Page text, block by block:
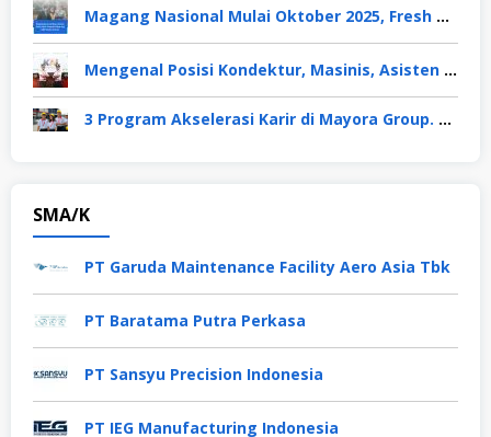
Magang Nasional Mulai Oktober 2025, Fresh Graduate Dapat Gaji UMP Selama 6 Bulan
Mengenal Posisi Kondektur, Masinis, Asisten PPKA, Pemeliharaan Sarana dan Prasarana, Polsuska (Polisi Khusus Kereta Api), di PT KAI
3 Program Akselerasi Karir di Mayora Group. Apa Saja? Berikut Penjelasannya
SMA/K
PT Garuda Maintenance Facility Aero Asia Tbk
PT Baratama Putra Perkasa
PT Sansyu Precision Indonesia
PT IEG Manufacturing Indonesia